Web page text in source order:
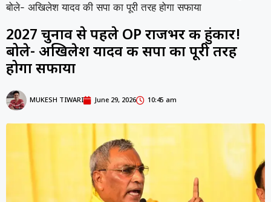
बोले- अखिलेश यादव की सपा का पूरी तरह होगा सफाया
2027 चुनाव से पहले OP राजभर की हुंकार!
बोले- अखिलेश यादव की सपा का पूरी तरह
होगा सफाया
MUKESH TIWARI June 29, 2026 10:45 am